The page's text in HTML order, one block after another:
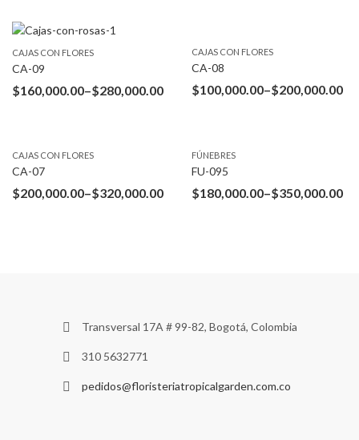
CAJAS CON FLORES
CA-09
$160,000.00–$280,000.00
CAJAS CON FLORES
CA-08
$100,000.00–$200,000.00
CAJAS CON FLORES
CA-07
$200,000.00–$320,000.00
FÚNEBRES
FU-095
$180,000.00–$350,000.00
Transversal 17A # 99-82, Bogotá, Colombia
310 5632771
pedidos@floristeriatropicalgarden.com.co